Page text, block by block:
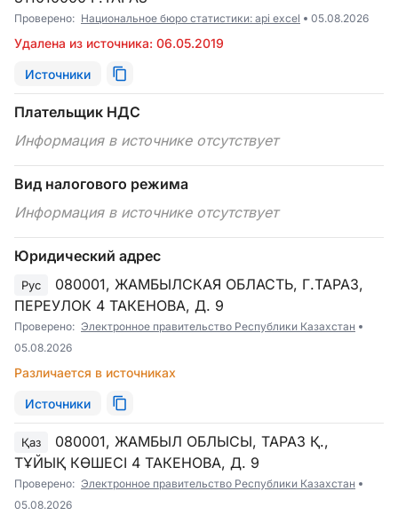
Проверено: Национальное бюро статистики: api excel 05.08.2026
Удалена из источника: 06.05.2019
Источники
Плательщик НДС
Информация в источнике отсутствует
Вид налогового режима
Информация в источнике отсутствует
Юридический адрес
Рус
080001, ЖАМБЫЛСКАЯ ОБЛАСТЬ, Г.ТАРАЗ,
ПЕРЕУЛОК 4 ТАКЕНОВА, Д. 9
Проверено: Электронное правительство Республики Казахстан
05.08.2026
Различается в источниках
Источники
Қаз
080001, ЖАМБЫЛ ОБЛЫСЫ, ТАРАЗ Қ.,
ТҰЙЫҚ КӨШЕСІ 4 ТАКЕНОВА, Д. 9
Проверено: Электронное правительство Республики Казахстан
05.08.2026